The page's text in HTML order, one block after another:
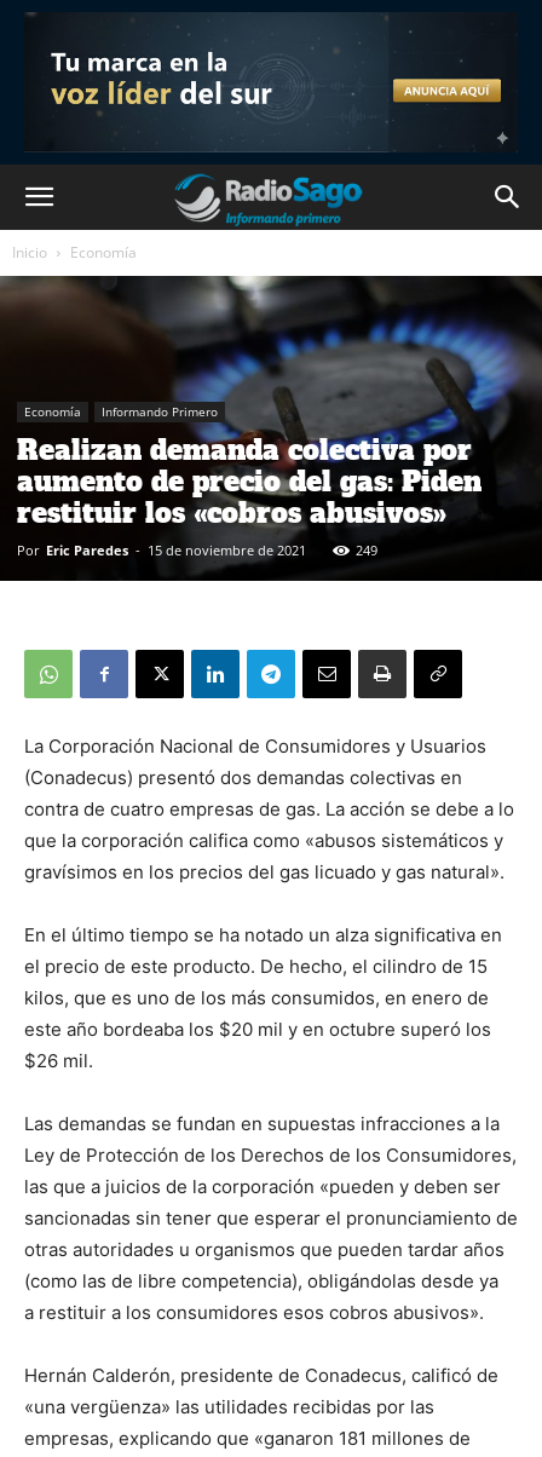
Inicio Economía
Economía Informando Primero
Realizan demanda colectiva por
aumento de precio del gas: Piden
restituir los «cobros abusivos»
Por Eric Paredes - 15 de noviembre de 2021 249
La Corporación Nacional de Consumidores y Usuarios
(Conadecus) presentó dos demandas colectivas en
contra de cuatro empresas de gas. La acción se debe a lo
que la corporación califica como «abusos sistemáticos y
gravísimos en los precios del gas licuado y gas natural».
En el último tiempo se ha notado un alza significativa en
el precio de este producto. De hecho, el cilindro de 15
kilos, que es uno de los más consumidos, en enero de
este año bordeaba los $20 mil y en octubre superó los
$26 mil.
Las demandas se fundan en supuestas infracciones a la
Ley de Protección de los Derechos de los Consumidores,
las que a juicios de la corporación «pueden y deben ser
sancionadas sin tener que esperar el pronunciamiento de
otras autoridades u organismos que pueden tardar años
(como las de libre competencia), obligándolas desde ya
a restituir a los consumidores esos cobros abusivos».
Hernán Calderón, presidente de Conadecus, calificó de
«una vergüenza» las utilidades recibidas por las
empresas, explicando que «ganaron 181 millones de